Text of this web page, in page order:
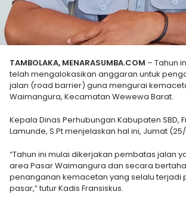
TAMBOLAKA, MENARASUMBA.COM – Tahun
telah mengalokasikan anggaran untuk
jalan (road barrier) guna mengurai
Waimangura, Kecamatan Wewewa Barat.
Kepala Dinas Perhubungan Kabupaten SBD,
Lamunde, S.Pt menjelaskan hal ini, Jumat
“Tahun ini mulai dikerjakan pembatas jalan
area Pasar Waimangura dan secara
penanganan kemacetan yang selalu terjadi
pasar,” tutur Kadis Fransiskus.